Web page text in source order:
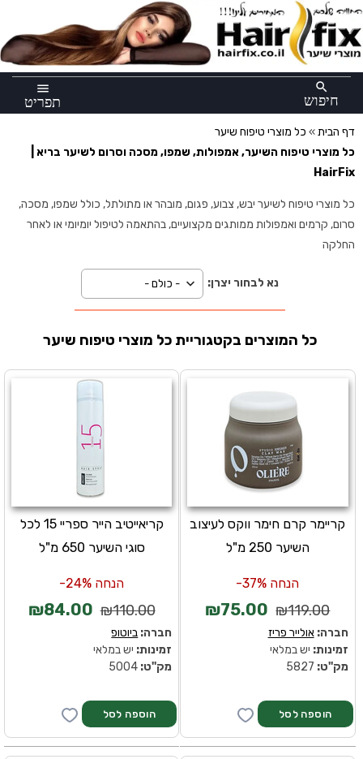
menu
תפריט
search
חיפוש
דף הבית» כל מוצרי טיפוח שיער
כל מוצרי טיפוח השיער, אמפולות, שמפו, מסכה וסרום לשיער בריא |
HairFix
כל מוצרי טיפוח לשיער יבש, צבוע, פגום, מובהר או מתולתל, כולל שמפו, מסכה,
סרום, קרמים ואמפולות ממותגים מקצועיים, בהתאמה לטיפול יומיומי או לאחר
החלקה
נא לבחור יצרן:
כל המוצרים בקטגוריית כל מוצרי טיפוח שיער
קריאייטיב הייר ספריי 15 לכל
סוגי השיער 650 מ"ל
הנחה 24%-
₪110.00
₪84.00
חברה: ביוטופ
זמינות: יש במלאי
מק''ט:
קריימר קרם חימר ווקס לעיצוב
השיער 250 מ"ל
הנחה 37%-
₪119.00
₪75.00
חברה:אולייר פריז
זמינות: יש במלאי
מק''ט:
×